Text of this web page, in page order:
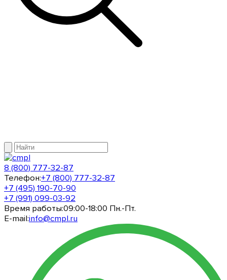
8 (800) 777-32-87
Телефон:+7 (800) 777-32-87
+7 (495) 190-70-90
+7 (991) 099-03-92
Время работы:09:00-18:00 Пн.-Пт.
E-mail:info@cmpl.ru